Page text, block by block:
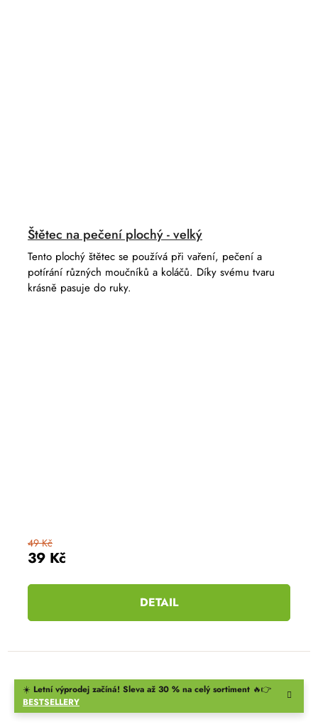
☀️ Letní výprodej začíná! Sleva až 30 % na celý sortiment 🔥👉
BESTSELLERY
Štětec na pečení plochý - velký
39 Kč
49 Kč
DETAIL
Tento plochý štětec se používá při vaření, pečení a
potírání různých moučníků a koláčů. Díky svému tvaru
krásně pasuje do ruky.